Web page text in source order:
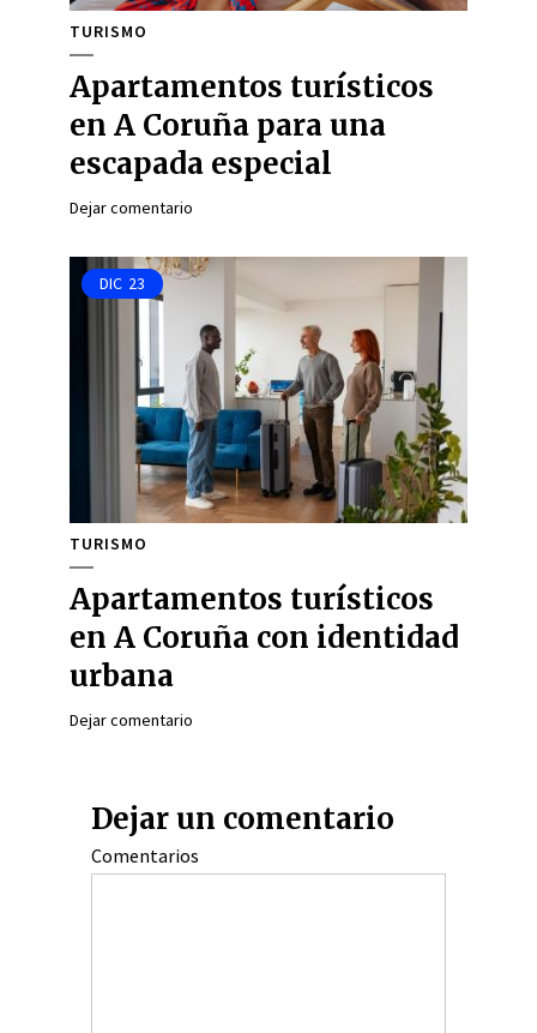
TURISMO
Apartamentos turísticos
en A Coruña para una
escapada especial
Dejar comentario
DIC 23
TURISMO
Apartamentos turísticos
en A Coruña con identidad
urbana
Dejar comentario
Dejar un comentario
Comentarios